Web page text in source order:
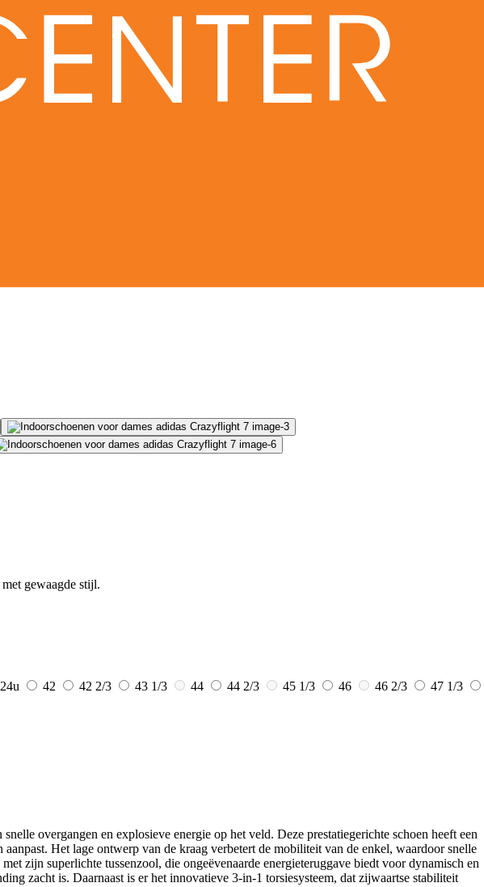
gewaagde stijl.
24u 42 42 2/3 43 1/3 44 44 2/3 45 1/3 46 46 2/3
47 1/3
overgangen en explosieve energie op het veld. Deze prestatiegerichte schoen heeft een
Het lage ontwerp van de kraag verbetert de mobiliteit van de enkel, waardoor snelle
zijn superlichte tussenzool, die ongeëvenaarde energieteruggave biedt voor dynamisch en
zacht is. Daarnaast is er het innovatieve 3-in-1 torsiesysteem, dat zijwaartse stabiliteit